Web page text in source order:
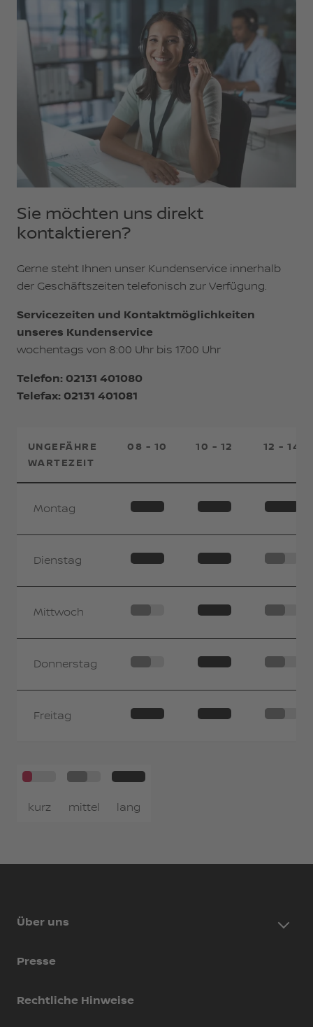
Sie möchten uns direkt
kontaktieren?
Gerne steht Ihnen unser Kundenservice innerhalb
der Geschäftszeiten telefonisch zur Verfügung.
Servicezeiten und Kontaktmöglichkeiten
unseres Kundenservice
wochentags von 8:00 Uhr bis 17:00 Uhr
Telefon: 02131 401080
Telefax: 02131 401081
UNGEFÄHRE
WARTEZEIT
08 - 10 10 - 12 12 - 14
Montag
Dienstag
Mittwoch
Donnerstag
Freitag
kurz mittel lang
Über uns
Presse
Rechtliche Hinweise